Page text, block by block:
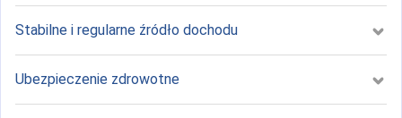
Stabilne i regularne źródło dochodu
Ubezpieczenie zdrowotne